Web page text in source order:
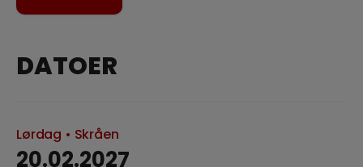
DATOER
Lørdag • Skråen
20.02.2027